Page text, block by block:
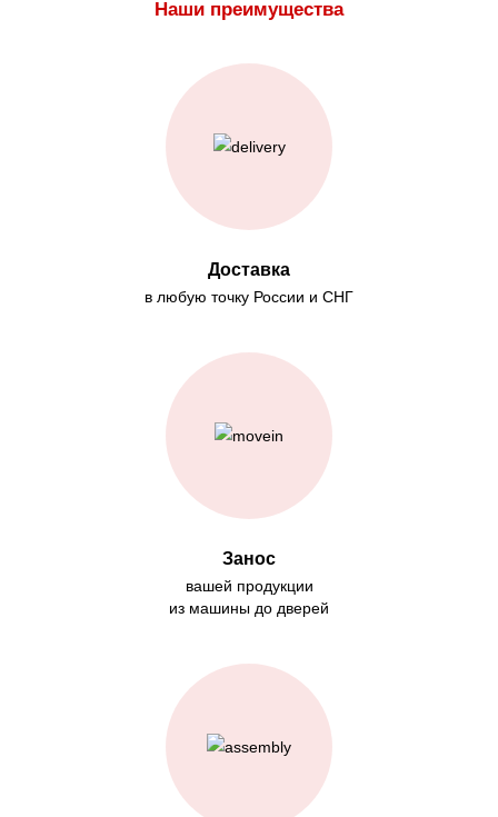
Наши преимущества
Доставка
в любую точку России и СНГ
Занос
вашей продукции
из машины до дверей